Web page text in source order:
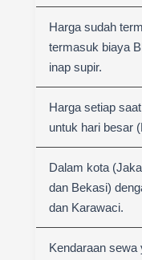
Harga sudah
termasuk biaya
inap supir.
Harga setiap
untuk hari besar
Dalam kota
dan Bekasi)
dan Karawaci.
Kendaraan sewa